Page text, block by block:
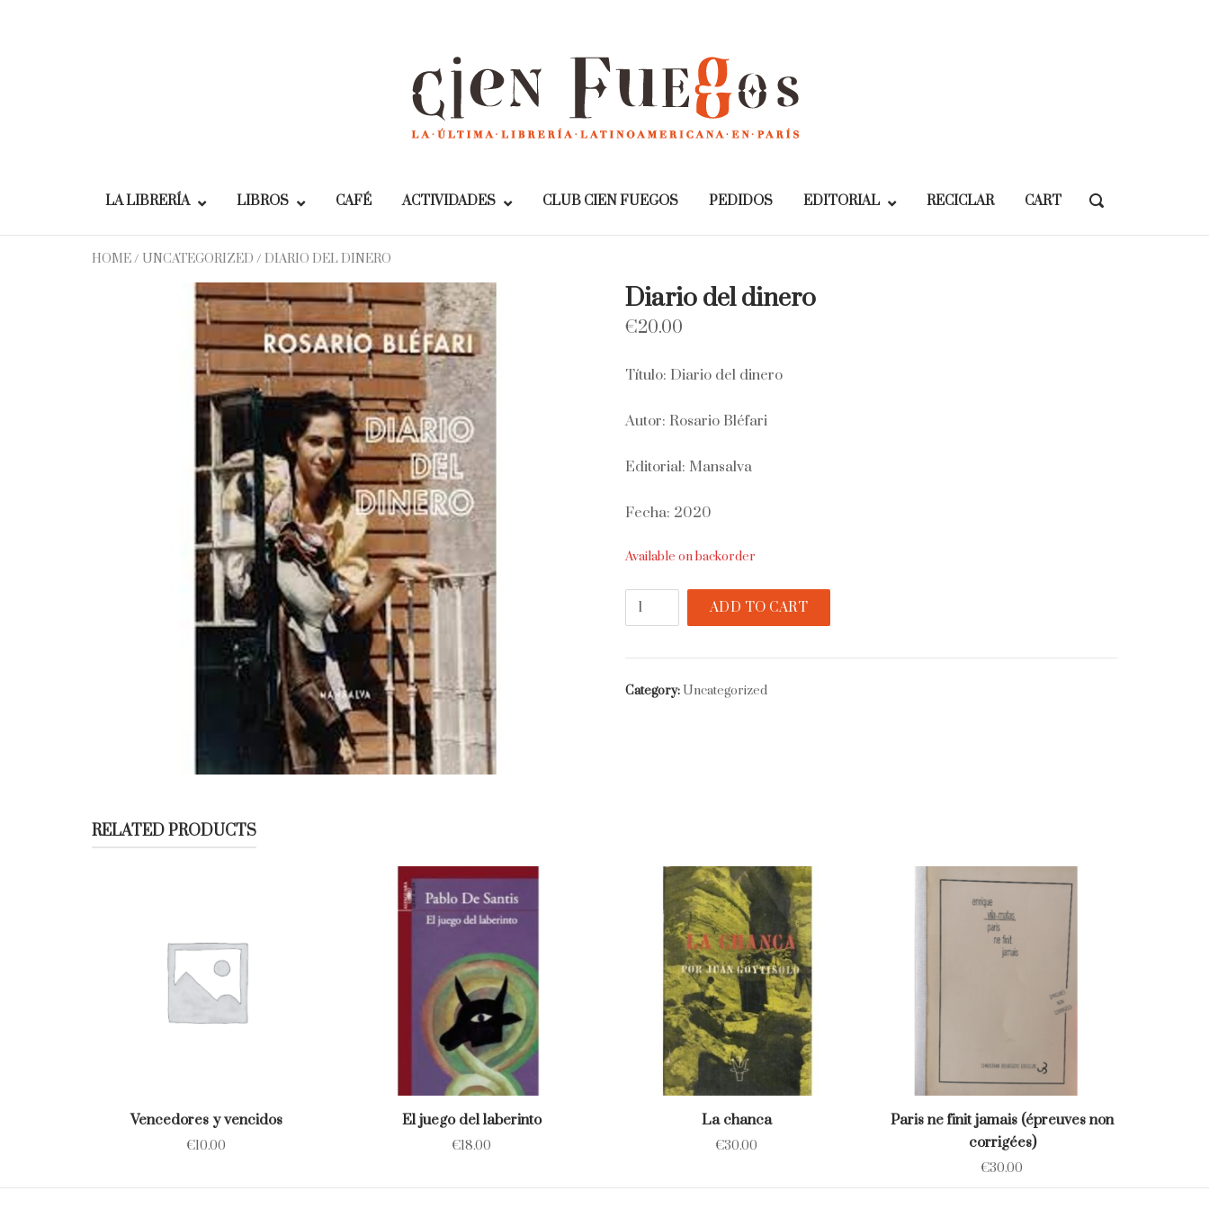
LA LIBRERÍA LIBROS CAFÉ ACTIVIDADES CLUB CIEN FUEGOS PEDIDOS EDITORIAL RECICLAR CART
OPEN
BAR
HOME/ UNCATEGORIZED / DIARIO DEL DINERO
Diario del dinero
€20.00
Título: Diario del dinero
Autor: Rosario Bléfari
Editorial: Mansalva
Fecha: 2020
Available on backorder
Diario
quantity
ADD TO CART
Category:Uncategorized
RELATED PRODUCTS
Vencedores y vencidos
€10.00
El juego del laberinto
€18.00
La chanca
€30.00
Paris ne finit jamais (épreuves non
corrigées)
€30.00